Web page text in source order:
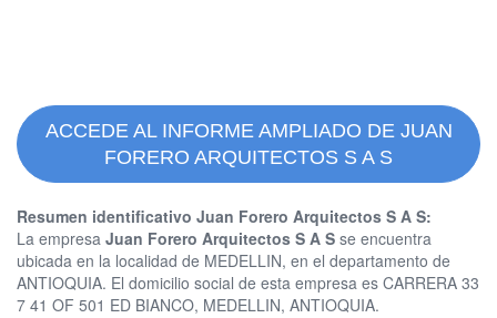
ACCEDE AL INFORME AMPLIADO DE JUAN
FORERO ARQUITECTOS S A S
Resumen identificativo Juan Forero Arquitectos S A S:
La empresa Juan Forero Arquitectos S A S se encuentra
ubicada en la localidad de MEDELLIN, en el departamento de
ANTIOQUIA. El domicilio social de esta empresa es CARRERA 33
7 41 OF 501 ED BIANCO, MEDELLIN, ANTIOQUIA.